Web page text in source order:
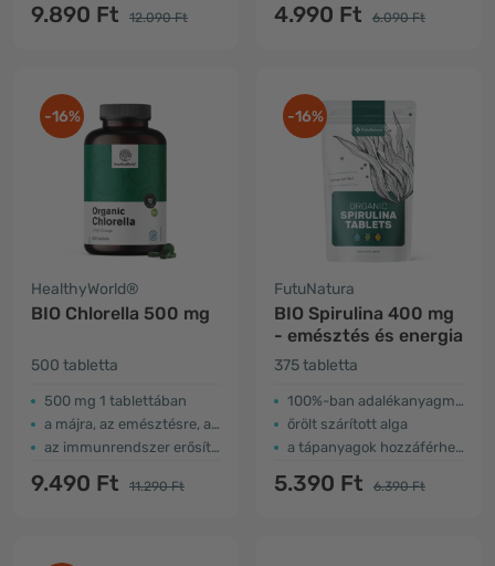
9.890 Ft 12.090 Ft 4.990 Ft 6.090 Ft
-16%
HealthyWorld®
BIO Chlorella 500 mg
500 tabletta
500 mg 1 tablettában
a májra, az emésztésre, a méregtelenítésre
az immunrendszer erősítése
9.490 Ft 11.290 Ft
-16%
FutuNatura
BIO Spirulina 400 mg
- emésztés és energia
375 tabletta
100%-ban adalékanyagmentes
őrölt szárított alga
a tápanyagok hozzáférhetősége (broken-cell)
5.390 Ft 6.390 Ft